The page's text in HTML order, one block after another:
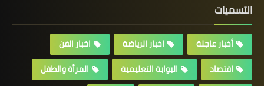
التسميات
أخبار عاجلة اخبار الرياضة
اخبار الفن
اقتصاد
البوابة التعليمية
المرأة والطفل